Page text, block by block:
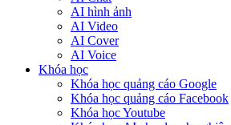
AI hình ảnh
AI Video
AI Cover
AI Voice
Khóa học
Khóa học quảng cáo Google
Khóa học quảng cáo Facebook
Khóa học Youtube